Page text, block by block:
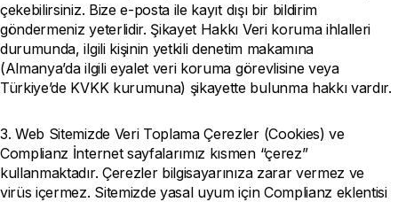
çekebilirsiniz. Bize e-posta ile kayıt dışı bir bildirim
göndermeniz yeterlidir. Şikayet Hakkı Veri koruma ihlalleri
durumunda, ilgili kişinin yetkili denetim makamına
(Almanya’da ilgili eyalet veri koruma görevlisine veya
Türkiye’de KVKK kurumuna) şikayette bulunma hakkı vardır.
3. Web Sitemizde Veri Toplama Çerezler (Cookies) ve
Complianz İnternet sayfalarımız kısmen “çerez”
kullanmaktadır. Çerezler bilgisayarınıza zarar vermez ve
virüs içermez. Sitemizde yasal uyum için Complianz eklentisi